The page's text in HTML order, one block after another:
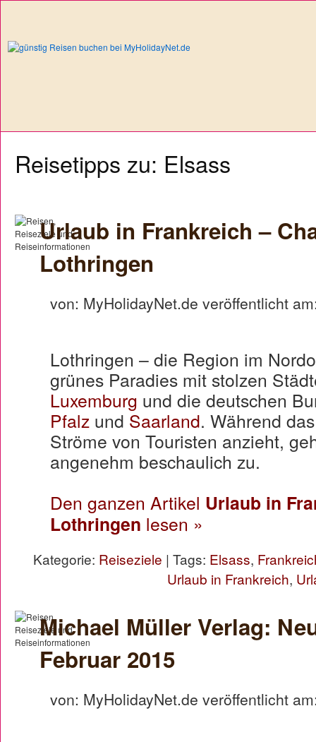
Reisetipps zu: Elsass
Urlaub in Frankreich –
Lothringen
von: MyHolidayNet.de veröffentlicht
Lothringen – die Region im
grünes Paradies mit stolzen
Luxemburg und die deutschen
Pfalz und Saarland. Während
Ströme von Touristen anzieht,
angenehm beschaulich zu.
Den ganzen Artikel Urlaub in
Lothringen lesen »
Kategorie: Reiseziele | Tags: Elsass,
Urlaub in Frankreich,
Michael Müller Verlag:
Februar 2015
von: MyHolidayNet.de veröffentlicht